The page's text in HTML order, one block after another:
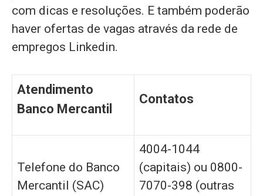
com dicas e resoluções. E também poderão
haver ofertas de vagas através da rede de
empregos Linkedin.
Atendimento
Banco Mercantil
Contatos
Telefone do Banco
Mercantil (SAC)
4004-1044
(capitais) ou 0800-
7070-398 (outras